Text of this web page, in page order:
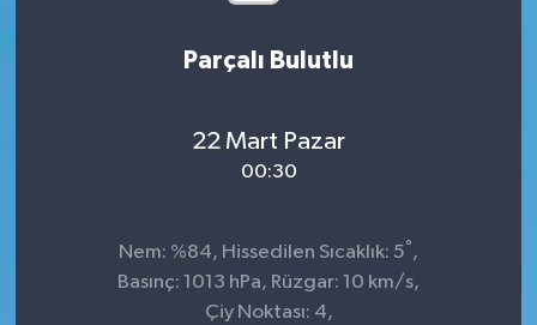
Parçalı Bulutlu
22 Mart Pazar
00:30
Nem: %84, Hissedilen Sıcaklık: 5° ,
Basınç: 1013 hPa, Rüzgar: 10 km/s,
Çiy Noktası: 4,